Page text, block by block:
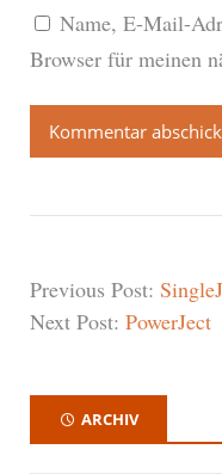
Name, E-Mail-
Browser für meinen
Previous Post:
Next Post: PowerJect
ARCHIV